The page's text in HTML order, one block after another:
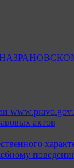
актов